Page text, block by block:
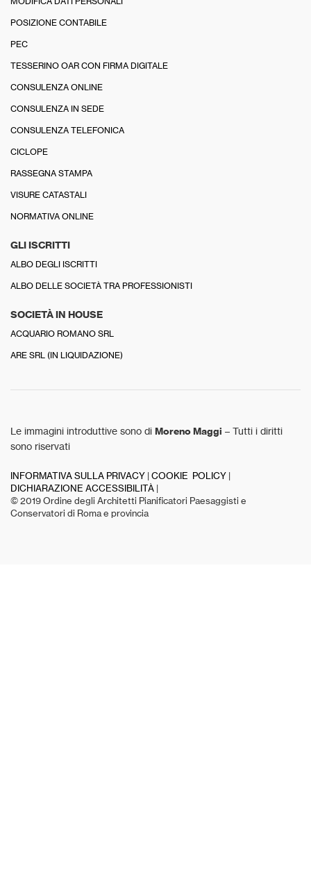
POSIZIONE CONTABILE
PEC
TESSERINO OAR CON FIRMA DIGITALE
CONSULENZA ONLINE
CONSULENZA IN SEDE
CONSULENZA TELEFONICA
CICLOPE
RASSEGNA STAMPA
VISURE CATASTALI
NORMATIVA ONLINE
GLI ISCRITTI
ALBO DEGLI ISCRITTI
ALBO DELLE SOCIETÀ TRA PROFESSIONISTI
SOCIETÀ IN HOUSE
ACQUARIO ROMANO SRL
ARE SRL (IN LIQUIDAZIONE)
Le immagini introduttive sono di Moreno Maggi – Tutti i diritti
sono riservati
INFORMATIVA SULLA PRIVACY COOKIE POLICY
DICHIARAZIONE ACCESSIBILITÀ
© 2019 Ordine degli Architetti Pianificatori Paesaggisti e
Conservatori di Roma e provincia